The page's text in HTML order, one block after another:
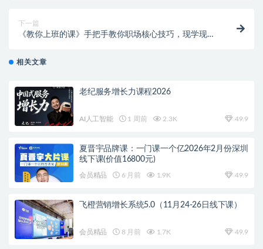
下一篇
《教你上班的课》手把手教你职场核心技巧，现学现
相关文章
老纪服务增长力课程2026
AI人工智能 1 周前 2.3K 49.9
夏晋宇品牌课：一门课一个亿2026年2月份深圳
线下课(价值16800元)
会员精品 6 月前 1.9K 49.9
飞橙营销增长系统5.0（11月24-26日线下课）
会员精品 8 月前 1.7K 49.9